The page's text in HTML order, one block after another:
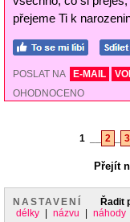
přejeme Ti k
POSLAT NA E-MAIL
OHODNOCENO
1
2 3
Přejít
NASTAVENÍ Řadit
délky
názvu
náhody